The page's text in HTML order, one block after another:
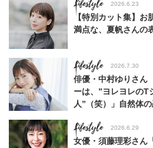
Lifestyle 2026.6.23
【特別カット集】お
満点な、夏帆さんの
Lifestyle 2026.7.30
俳優・中村ゆりさん
ーは、”ヨレヨレのT
人”（笑）」自然体
Lifestyle 2026.6.29
女優・須藤理彩さん